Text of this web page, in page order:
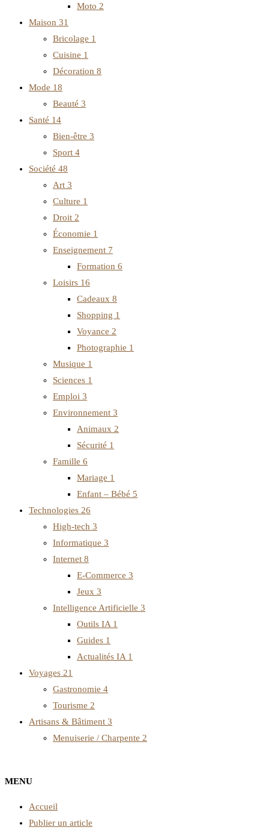
Moto 2
Maison 31
Bricolage 1
Cuisine 1
Décoration 8
Mode 18
Beauté 3
Santé 14
Bien-être 3
Sport 4
Société 48
Art 3
Culture 1
Droit 2
Économie 1
Enseignement 7
Formation 6
Loisirs 16
Cadeaux 8
Shopping 1
Voyance 2
Photographie 1
Musique 1
Sciences 1
Emploi 3
Environnement 3
Animaux 2
Sécurité 1
Famille 6
Mariage 1
Enfant – Bébé 5
Technologies 26
High-tech 3
Informatique 3
Internet 8
E-Commerce 3
Jeux 3
Intelligence Artificielle 3
Outils IA 1
Guides 1
Actualités IA 1
Voyages 21
Gastronomie 4
Tourisme 2
Artisans & Bâtiment 3
Menuiserie / Charpente 2
MENU
Accueil
Publier un article